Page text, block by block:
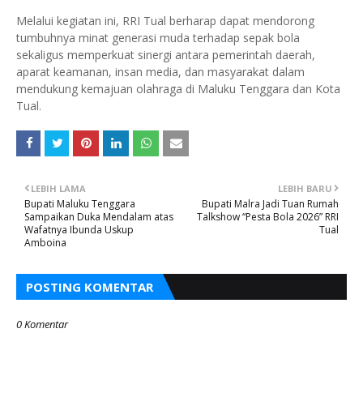
Melalui kegiatan ini, RRI Tual berharap dapat mendorong
tumbuhnya minat generasi muda terhadap sepak bola
sekaligus memperkuat sinergi antara pemerintah daerah,
aparat keamanan, insan media, dan masyarakat dalam
mendukung kemajuan olahraga di Maluku Tenggara dan Kota
Tual.
LEBIH BARU
Bupati Malra Jadi Tuan Rumah
Talkshow “Pesta Bola 2026” RRI
Tual
LEBIH LAMA
Bupati Maluku Tenggara
Sampaikan Duka Mendalam atas
Wafatnya Ibunda Uskup
Amboina
POSTING KOMENTAR
0 Komentar